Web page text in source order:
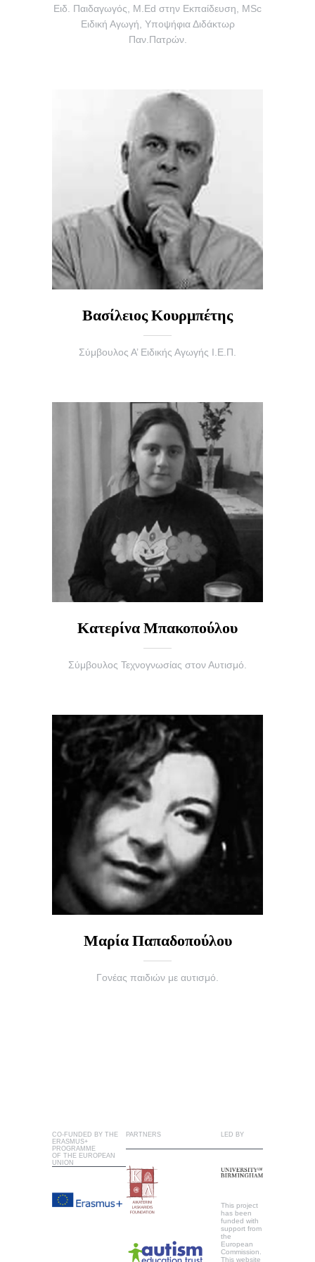
Ειδ. Παιδαγωγός, M.Ed στην Εκπαίδευση, MSc
Ειδική Αγωγή, Υποψήφια Διδάκτωρ
Παν.Πατρών.
Βασίλειος Κουρμπέτης
Σύμβουλος Α’ Ειδικής Αγωγής Ι.Ε.Π.
Κατερίνα Μπακοπούλου
Σύμβουλος Τεχνογνωσίας στον Αυτισμό.
Μαρία Παπαδοπούλου
Γονέας παιδιών με αυτισμό.
CO-FUNDED BY THE
ERASMUS+
PROGRAMME
OF THE EUROPEAN
UNION
PARTNERS LED BY
This project
has been
funded with
support from
the
European
Commission.
This website